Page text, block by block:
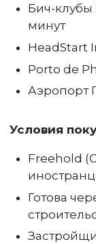
Бич-клубы
минут
HeadStart
Porto de
Аэропорт
Условия
Freehold
Готова